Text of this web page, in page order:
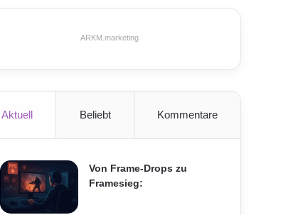
ARKM.marketing
Aktuell Beliebt Kommentare
Von Frame-Drops zu
Framesieg: